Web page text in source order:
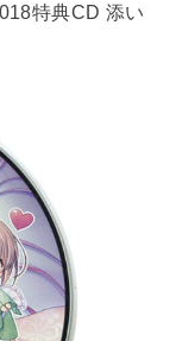
特典CD 添い